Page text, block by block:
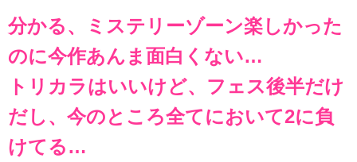
分かる、ミステリーゾーン楽しかった
のに今作あんま面白くない…
トリカラはいいけど、フェス後半だけ
だし、今のところ全てにおいて2に負
けてる…